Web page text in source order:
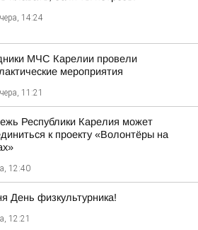
14:24
МЧС Карелии провели
мероприятия
11:21
Республики Карелия может
к проекту «Волонтёры на
12:40
День физкультурника!
12:21